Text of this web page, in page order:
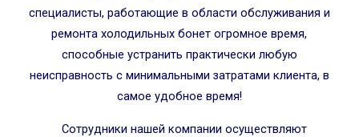
специалисты, работающие в области обслуживания и
ремонта холодильных бонет огромное время,
способные устранить практически любую
неисправность с минимальными затратами клиента, в
самое удобное время!
Сотрудники нашей компании осуществляют